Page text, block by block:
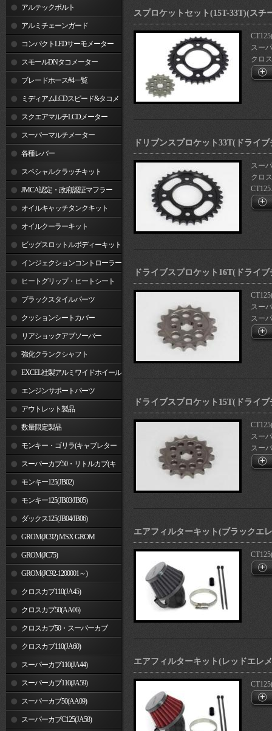
アルテックボルト
アルミチェーンガード
コンパクトLEDサーモメーター
スモールDNタコメーター
ブレードホース#4一覧
ミディアムLCDスピード&タコメ
ータースクエアマルチLCDメーター
スーパーマルチメーター
各種レバー
スペシャルクラッチキット
JMCA認定・政府認証マフラー
オイルキャッチタンクキット
オイルクーラーキット
ビッグスロットルボディーキット
インジェクションコントローラー
ヒートグリップ・ヒートシート
ブラックスタイルパーツ
クッションシートカバー
リアショックアブソーバー
強化クランクシャフト
EXCEL社製アルミワイドホイール
リム エンジンサポートパーツ
アウトレット製品
数量限定製品
モンキー・ゴリラ(キャブレター
車) スーパーカブ50・リトルカブ(キ
ャブレター車)
モンキー125(JB02)
モンキー125(JB03/JB05)
ダックス125(JB04/JB06)
GROM(JC92) MSX GROM
GROM(JC75)
GROM(JC92-1200001～)
クロスカブ110(JA45)
クロスカブ50(AA06)
クロスカブ50・スーパーカブ
50(AA09)/110(JA44)
クロスカブ110(JA60)
スーパーカブ110(JA44)
スーパーカブ110(JA59)
スーパーカブ50(AA09)
スーパーカブC125(JA58)
スプロケットセット(15T-33T)(スチ
スー
クロ
ドリブンスプロケット33T(ドライ
スー
クロ
ドライブスプロケット16T(ドライ
スー
スー
ドライブスプロケット15T(ドライ
スー
スー
エアフィルターキット(ブラックエ
エアフィルターキット(レッドエレ